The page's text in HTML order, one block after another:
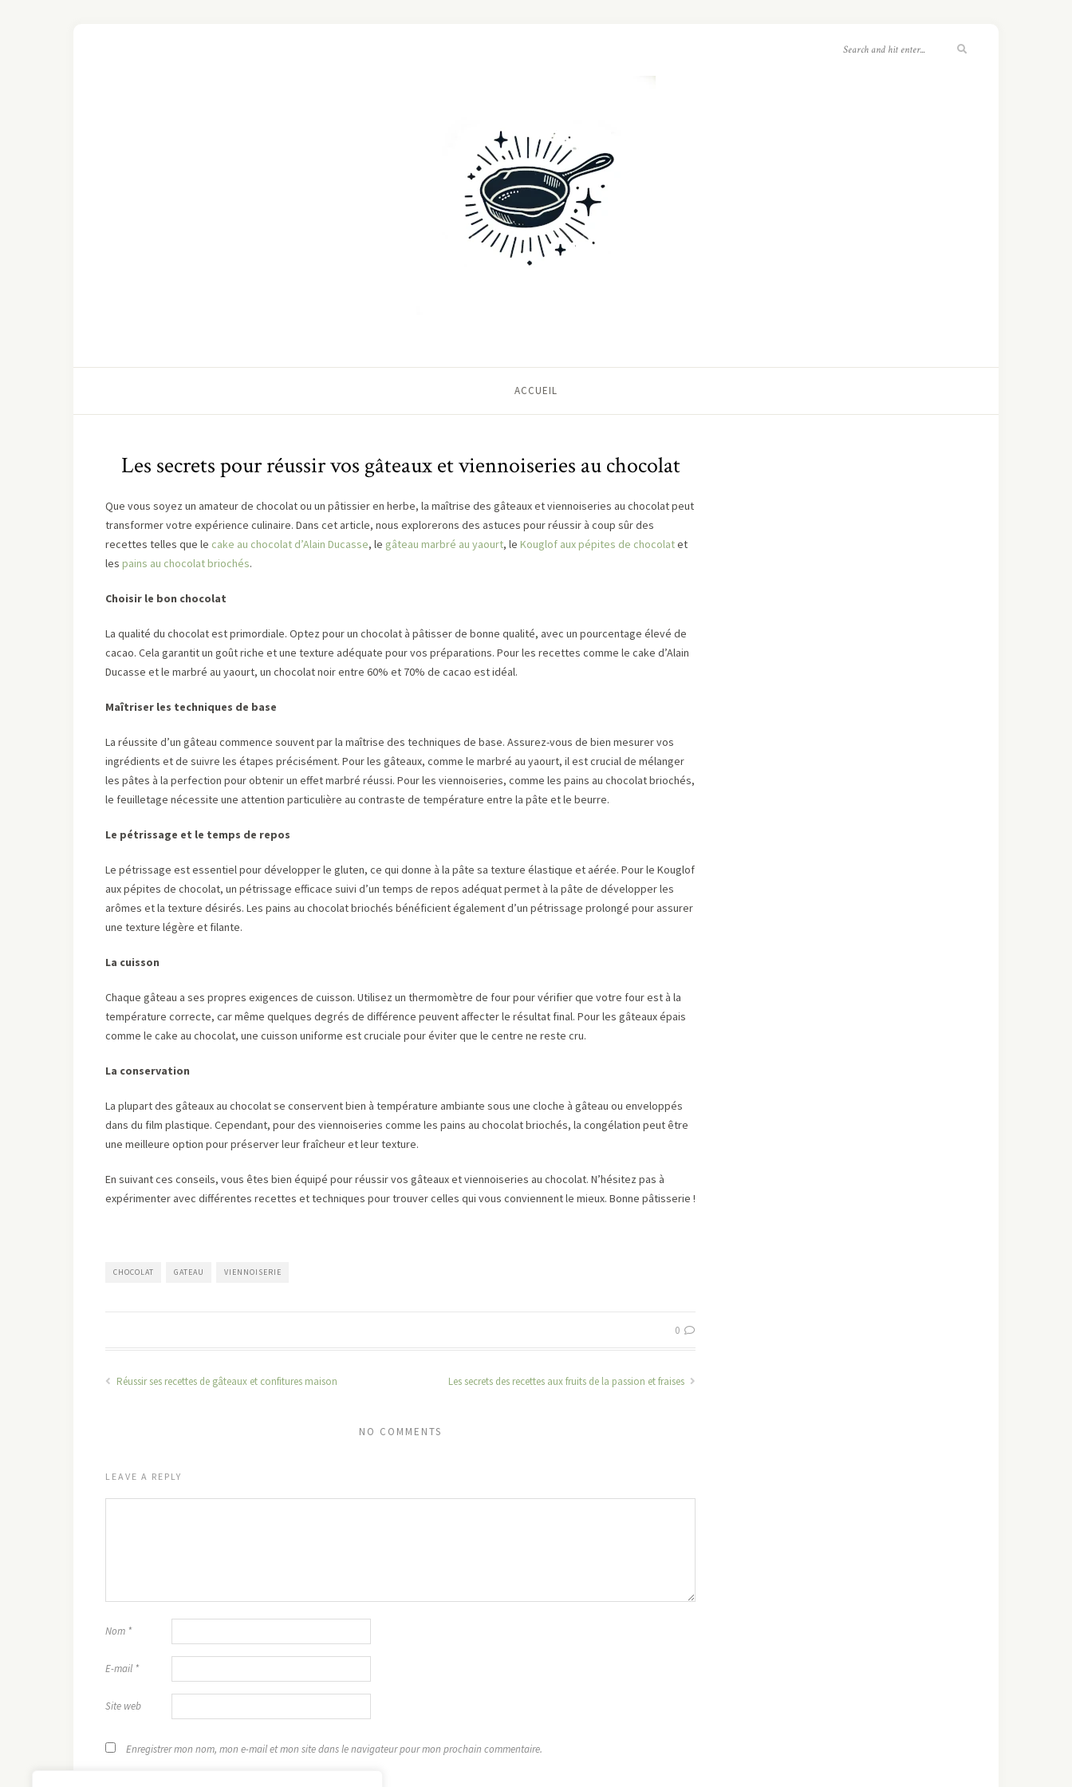
ACCUEIL
Les secrets pour réussir vos gâteaux et viennoiseries au chocolat
Que vous soyez un amateur de chocolat ou un pâtissier en herbe, la maîtrise des gâteaux et viennoiseries au chocolat peut
transformer votre expérience culinaire. Dans cet article, nous explorerons des astuces pour réussir à coup sûr des
recettes telles que le cake au chocolat d’Alain Ducasse, le gâteau marbré au yaourt, le Kouglof aux pépites de chocolatet
les pains au chocolat briochés.
Choisir le bon chocolat
La qualité du chocolat est primordiale. Optez pour un chocolat à pâtisser de bonne qualité, avec un pourcentage élevé de
cacao. Cela garantit un goût riche et une texture adéquate pour vos préparations. Pour les recettes comme le cake d’Alain
Ducasse et le marbré au yaourt, un chocolat noir entre 60% et 70% de cacao est idéal.
Maîtriser les techniques de base
La réussite d’un gâteau commence souvent par la maîtrise des techniques de base. Assurez-vous de bien mesurer vos
ingrédients et de suivre les étapes précisément. Pour les gâteaux, comme le marbré au yaourt, il est crucial de mélanger
les pâtes à la perfection pour obtenir un effet marbré réussi. Pour les viennoiseries, comme les pains au chocolat briochés,
le feuilletage nécessite une attention particulière au contraste de température entre la pâte et le beurre.
Le pétrissage et le temps de repos
Le pétrissage est essentiel pour développer le gluten, ce qui donne à la pâte sa texture élastique et aérée. Pour le Kouglof
aux pépites de chocolat, un pétrissage efficace suivi d’un temps de repos adéquat permet à la pâte de développer les
arômes et la texture désirés. Les pains au chocolat briochés bénéficient également d’un pétrissage prolongé pour assurer
une texture légère et filante.
La cuisson
Chaque gâteau a ses propres exigences de cuisson. Utilisez un thermomètre de four pour vérifier que votre four est à la
température correcte, car même quelques degrés de différence peuvent affecter le résultat final. Pour les gâteaux épais
comme le cake au chocolat, une cuisson uniforme est cruciale pour éviter que le centre ne reste cru.
La conservation
La plupart des gâteaux au chocolat se conservent bien à température ambiante sous une cloche à gâteau ou enveloppés
dans du film plastique. Cependant, pour des viennoiseries comme les pains au chocolat briochés, la congélation peut être
une meilleure option pour préserver leur fraîcheur et leur texture.
En suivant ces conseils, vous êtes bien équipé pour réussir vos gâteaux et viennoiseries au chocolat. N’hésitez pas à
expérimenter avec différentes recettes et techniques pour trouver celles qui vous conviennent le mieux. Bonne pâtisserie !
CHOCOLAT GATEAU VIENNOISERIE
0
Réussir ses recettes de gâteaux et confitures maison Les secrets des recettes aux fruits de la passion et fraises
NO COMMENTS
LEAVE A REPLY
Nom *
E-mail *
Site web
Enregistrer mon nom, mon e-mail et mon site dans le navigateur pour mon prochain commentaire.